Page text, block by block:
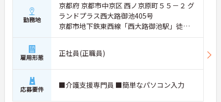
勤務地
京都府 京都市中京区 西ノ京原町５５－２ グ
ランドプラス西大路御池405号
京都市地下鉄東西線「西大路御池駅」徒歩3
分
雇用形態 正社員(正職員)
応募要件 ■介護支援専門員 ■簡単なパソコン入力